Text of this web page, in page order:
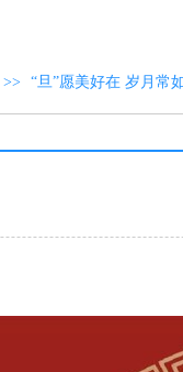
>> “旦”愿美好在 岁月常